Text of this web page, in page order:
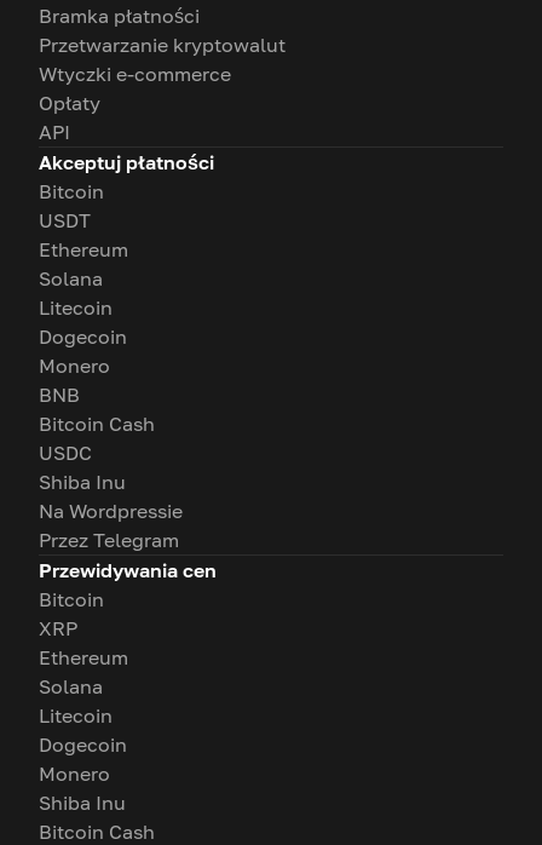
Bramka płatności
Przetwarzanie kryptowalut
Wtyczki e-commerce
Opłaty
API
Akceptuj płatności
Bitcoin
USDT
Ethereum
Solana
Litecoin
Dogecoin
Monero
BNB
Bitcoin Cash
USDC
Shiba Inu
Na Wordpressie
Przez Telegram
Przewidywania cen
Bitcoin
XRP
Ethereum
Solana
Litecoin
Dogecoin
Monero
Shiba Inu
Bitcoin Cash